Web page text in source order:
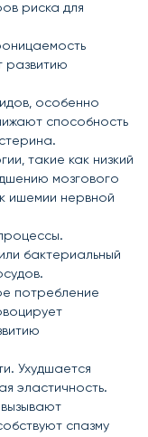
риска для
развитию
особенно
способность
такие как низкий
мозгового
ишемии нервной
бактериальный
потребление
Ухудшается
эластичность.
спазму